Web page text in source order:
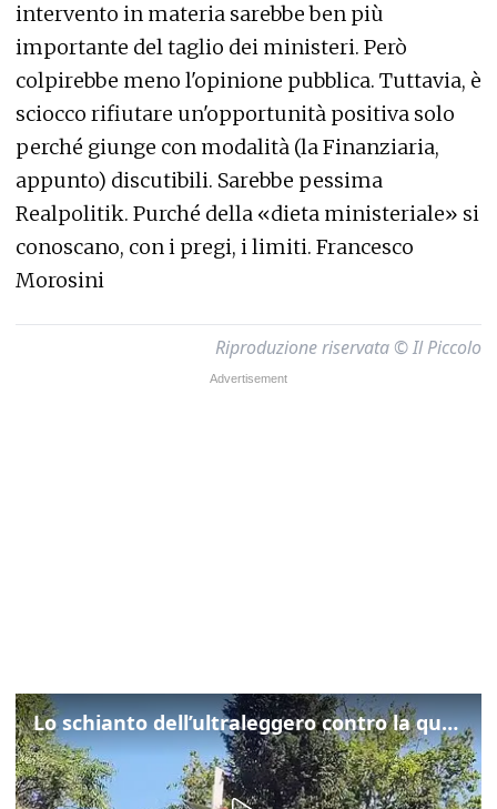
intervento in materia sarebbe ben più
importante del taglio dei ministeri. Però
colpirebbe meno l'opinione pubblica. Tuttavia, è
sciocco rifiutare un'opportunità positiva solo
perché giunge con modalità (la Finanziaria,
appunto) discutibili. Sarebbe pessima
Realpolitik. Purché della «dieta ministeriale» si
conoscano, con i pregi, i limiti. Francesco
Morosini
Riproduzione riservata © Il Piccolo
Lo schianto dell’ultraleggero contro la quercia: cosa è successo a Rivarotta